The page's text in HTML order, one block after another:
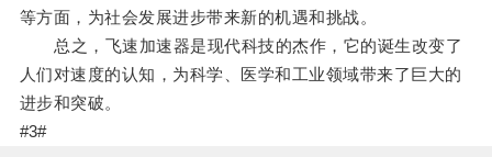
等方面，为社会发展进步带来新的机遇和挑战。
总之，飞速加速器是现代科技的杰作，它的诞生改变了
人们对速度的认知，为科学、医学和工业领域带来了巨大的
进步和突破。
#3#